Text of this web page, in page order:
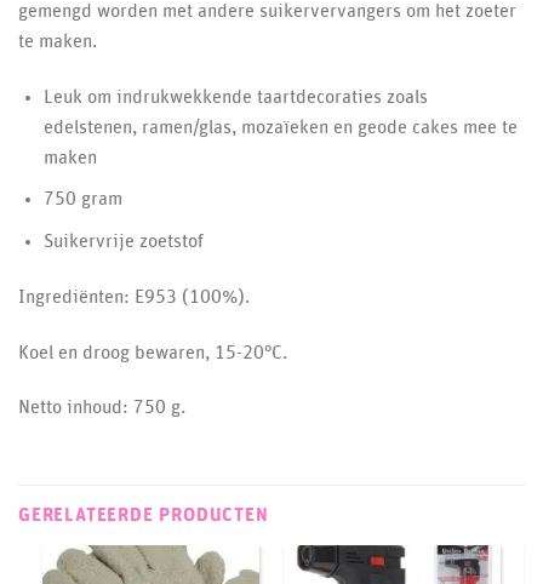
gemengd worden met andere suikervervangers om het zoeter
te maken.
Leuk om indrukwekkende taartdecoraties zoals
edelstenen, ramen/glas, mozaïeken en geode cakes mee te
maken
750 gram
Suikervrije zoetstof
Ingrediënten: E953 (100%).
Koel en droog bewaren, 15-20°C.
Netto inhoud: 750 g.
GERELATEERDE PRODUCTEN